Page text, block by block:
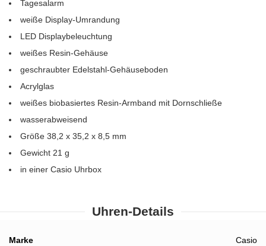
Tagesalarm
weiße Display-Umrandung
LED Displaybeleuchtung
weißes Resin-Gehäuse
geschraubter Edelstahl-Gehäuseboden
Acrylglas
weißes biobasiertes Resin-Armband mit Dornschließe
wasserabweisend
Größe 38,2 x 35,2 x 8,5 mm
Gewicht 21 g
in einer Casio Uhrbox
Uhren-Details
Details
Marke Casio